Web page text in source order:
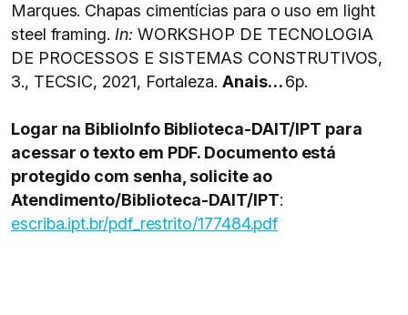
Marques. Chapas cimentícias para o uso em light
steel framing. In: WORKSHOP DE TECNOLOGIA
DE PROCESSOS E SISTEMAS CONSTRUTIVOS,
3., TECSIC, 2021, Fortaleza. Anais…6p.
Logar na BiblioInfo Biblioteca-DAIT/IPT para
acessar o texto em PDF. Documento está
protegido com senha, solicite ao
Atendimento/Biblioteca-DAIT/IPT:
escriba.ipt.br/pdf_restrito/177484.pdf